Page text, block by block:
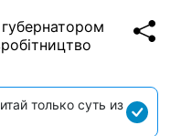
только суть из